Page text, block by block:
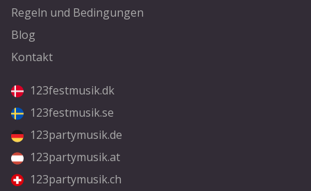
Regeln und Bedingungen
Blog
Kontakt
123festmusik.dk
123festmusik.se
123partymusik.de
123partymusik.at
123partymusik.ch